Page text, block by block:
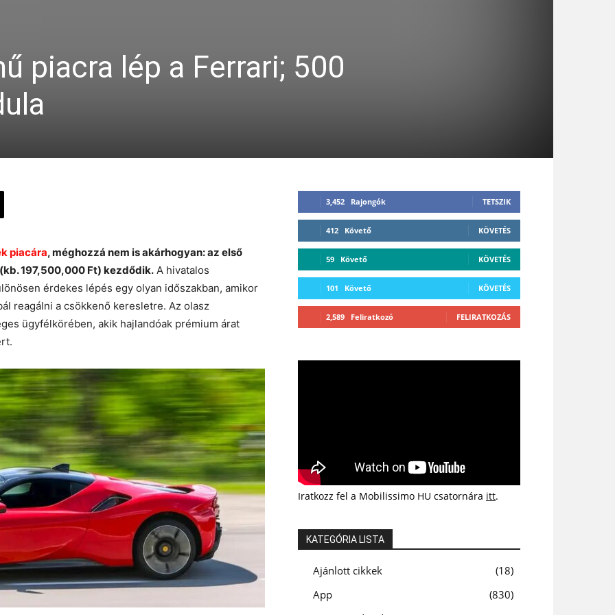
piacra lép a Ferrari; 500
piacára, méghozzá nem is akárhogyan: az első
197,500,000 Ft) kezdődik. A hivatalos
érdekes lépés egy olyan időszakban, amikor
reagálni a csökkenő keresletre. Az olasz
ügyfélkörében, akik hajlandóak prémium árat
3,452 Rajongók TETSZIK
412 Követő KÖVETÉS
59 Követő KÖVETÉS
101 Követő KÖVETÉS
2,589 Feliratkozó FELIRATKOZÁS
Iratkozz fel a Mobilissimo HU csatornára itt.
KATEGÓRIA LISTA
Ajánlott cikkek
18
App
830